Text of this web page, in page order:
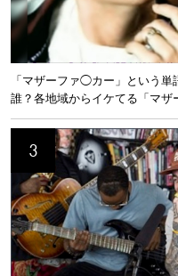
「マザーファ◯カー」という
誰？各地域からイケてる「マザ